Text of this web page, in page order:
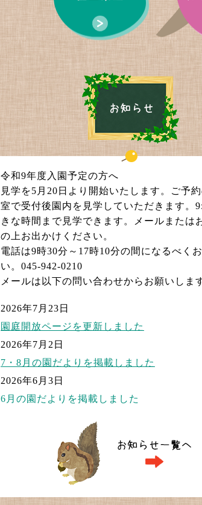
令和9年度入園予定の方へ
見学を5月20日より開始いたします。ご予
室で受付後園内を見学していただきます。
きな時間まで見学できます。メールまたは
の上お出かけください。
電話は9時30分～17時10分の間になるべく
い。045-942-0210
メールは以下の問い合わせからお願いしま
2026年7月23日
園庭開放ページを更新しました
2026年7月2日
7・8月の園だよりを掲載しました
2026年6月3日
6月の園だよりを掲載しました